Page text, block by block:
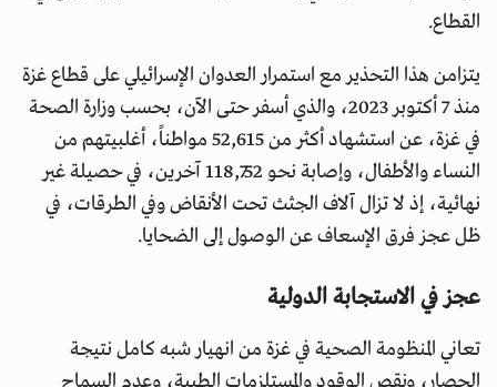
القطاع.
يتزامن هذا التحذير مع استمرار العدوان الإسرائيلي على قطاع غزة
منذ 7 أكتوبر 2023، والذي أسفر حتى الآن، بحسب وزارة الصحة
في غزة، عن استشهاد أكثر من 52,615 مواطناً، أغلبيتهم من
النساء والأطفال، وإصابة نحو 118,752 آخرين، في حصيلة غير
نهائية، إذ لا تزال آلاف الجثث تحت الأنقاض وفي الطرقات، في
ظل عجز فرق الإسعاف عن الوصول إلى الضحايا.
عجز في الاستجابة الدولية
تعاني المنظومة الصحية في غزة من انهيار شبه كامل نتيجة
الحصار، ونقص الوقود والمستلزمات الطبية، وعدم السماح